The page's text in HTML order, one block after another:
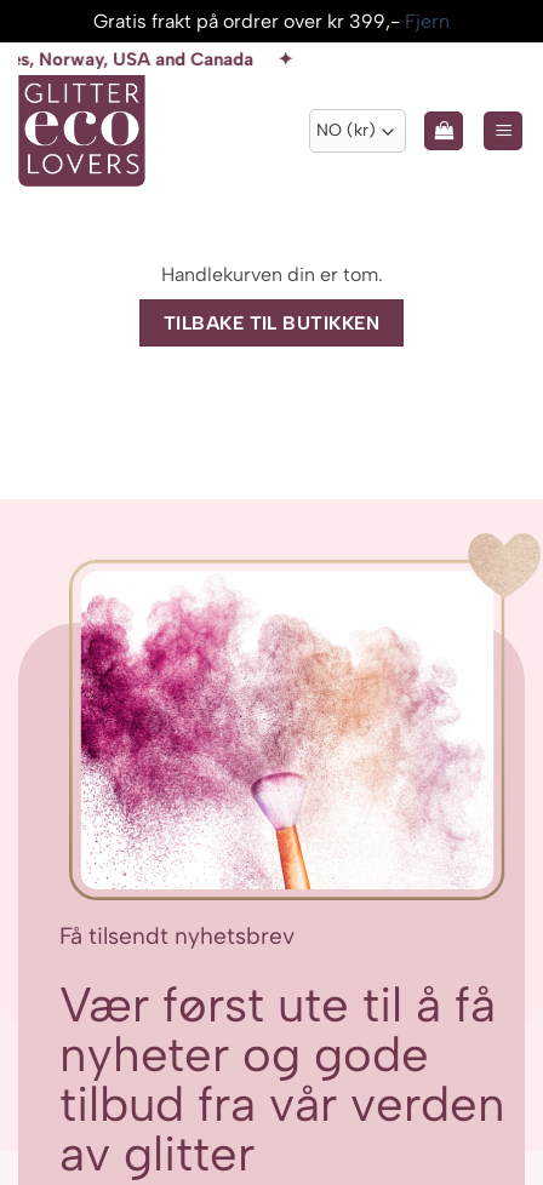
Gratis frakt på ordrer over kr 399,- Fjern
Skip
content
USA and Canada ✦
Handlekurven din er tom.
TILBAKE TIL BUTIKKEN
Få tilsendt nyhetsbrev
Vær først ute til å få
nyheter og gode
tilbud fra vår verden
av glitter